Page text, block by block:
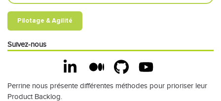
Pilotage & Agilité
Suivez-nous
Perrine nous présente différentes méthodes pour prioriser leur
Product Backlog.